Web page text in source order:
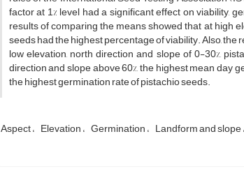
factor at 1% level had a significant effect on viability,
results of comparing the means showed that at high
seeds had the highest percentage of viability. Also,
low elevation, north direction and slope of 0-30%,
direction and slope above 60%, the highest mean day
the highest germination rate of pistachio seeds.
Aspect Elevation Germination Landform and slope